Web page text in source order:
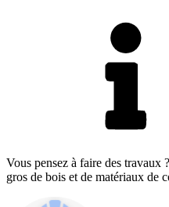
Vous pensez à faire des travaux
gros de bois et de matériaux de